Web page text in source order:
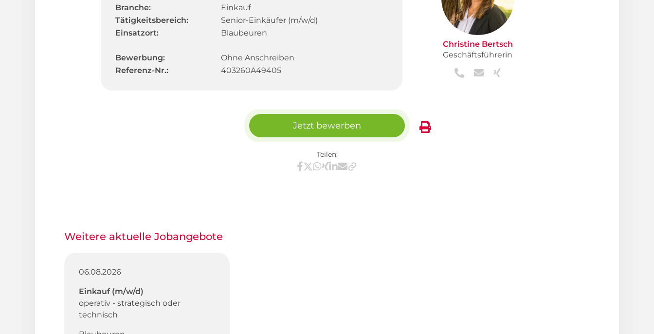
Branche:
Einkauf
Tätigkeitsbereich:
Senior-Einkäufer (m/w/d)
Einsatzort:
Blaubeuren
Bewerbung:
Ohne Anschreiben
Referenz-Nr.:
403260A49405
Christine Bertsch
Geschäftsführerin
Jetzt bewerben
Teilen:
Teilen via Facebook
Teilen via X / Twitter
Teilen via WhatsApp
Teilen via Xing
Teilen via LinkedIn
Teilen via E-Mail
Weitere aktuelle Jobangebote
06.08.2026
Einkauf (m/w/d)
operativ - strategisch oder
technisch